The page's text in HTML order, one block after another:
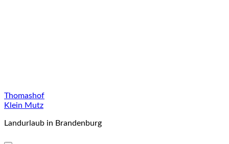
Skip
to
Thomashof
Klein Mutz
Landurlaub in Brandenburg